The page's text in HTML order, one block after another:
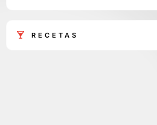
RECETAS